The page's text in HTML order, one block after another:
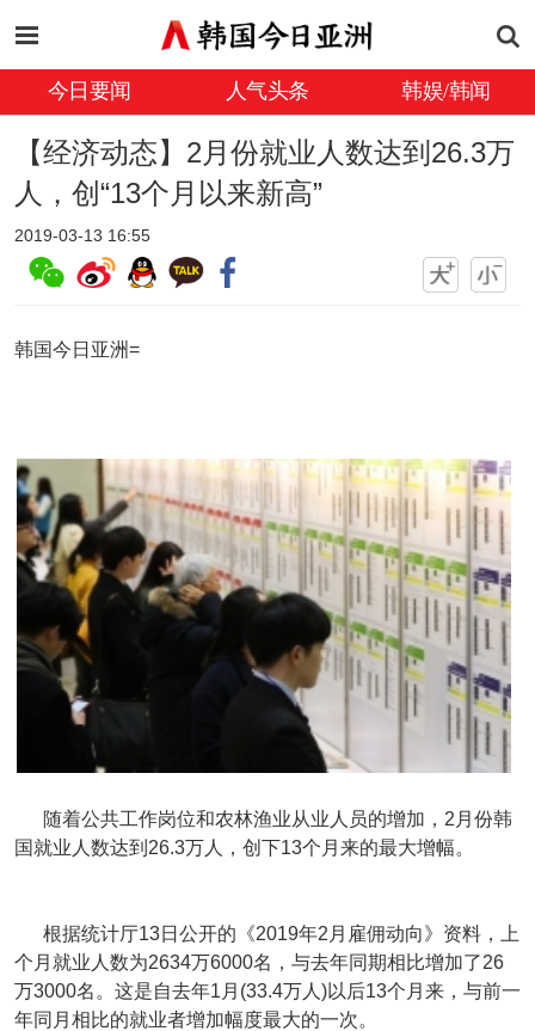
今日要闻 人气头条 韩娱/韩闻
【经济动态】2月份就业人数达到26.3万
人，创“13个月以来新高”
2019-03-13 16:55
韩国今日亚洲=
随着公共工作岗位和农林渔业从业人员的增加，2月份韩
国就业人数达到26.3万人，创下13个月来的最大增幅。
根据统计厅13日公开的《2019年2月雇佣动向》资料，上
个月就业人数为2634万6000名，与去年同期相比增加了26
万3000名。这是自去年1月(33.4万人)以后13个月来，与前一
年同月相比的就业者增加幅度最大的一次。